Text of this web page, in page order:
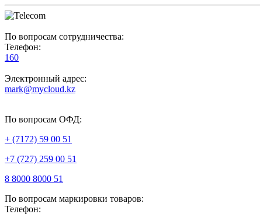
По вопросам сотрудничества:
Телефон:
160
Электронный адрес:
mark@mycloud.kz
По вопросам ОФД:
+ (7172) 59 00 51
+7 (727) 259 00 51
8 8000 8000 51
По вопросам маркировки товаров:
Телефон: